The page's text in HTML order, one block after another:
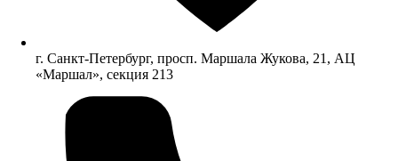
г. Санкт-Петербург, просп. Маршала Жукова, 21, АЦ
«Маршал», секция 213